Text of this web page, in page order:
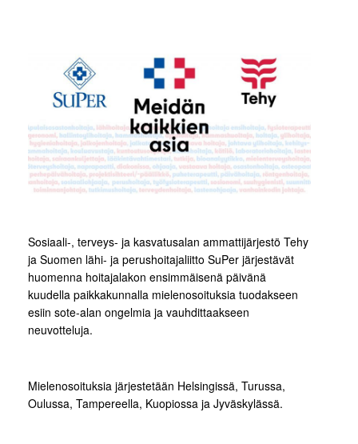
Sosiaali-, terveys- ja kasvatusalan ammattijärjestö Tehy
ja Suomen lähi- ja perushoitajaliitto SuPer järjestävät
huomenna hoitajalakon ensimmäisenä päivänä
kuudella paikkakunnalla mielenosoituksia tuodakseen
esiin sote-alan ongelmia ja vauhdittaakseen
neuvotteluja.
Mielenosoituksia järjestetään Helsingissä, Turussa,
Oulussa, Tampereella, Kuopiossa ja Jyväskylässä.